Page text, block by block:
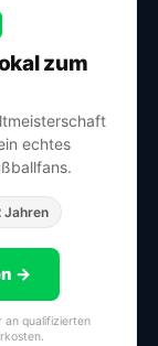
zum
echtes
Jahren
→
an qualifizierten